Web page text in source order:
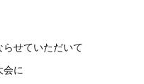
せていただいて
会に